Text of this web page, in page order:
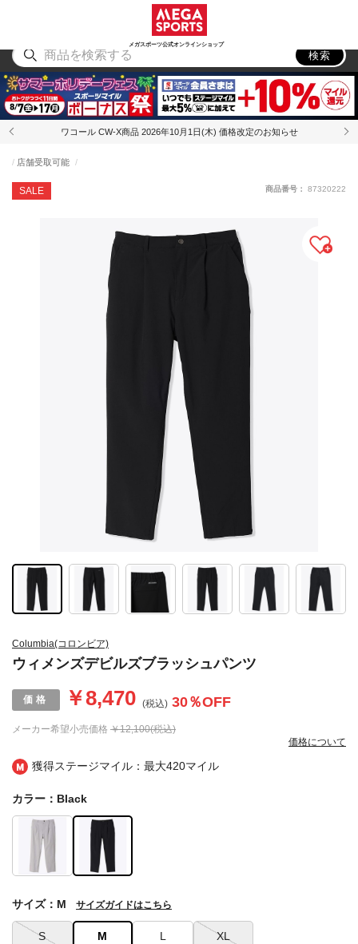
メガスポーツ公式オンラインショップ
アウトドア
検索
ワコール CW-X商品 2026年10月1日(木) 価格改定のお知らせ
獲得ステージマイル：最大420マイル
Columbia(コロンビア)
ウィメンズデビルズブラッシュパンツ
SALE
店舗受取可能
メーカー希望小売価格 ￥12,100(税込)
￥8,470 (税込) 30％OFF
価格について
商品番号： 87320222
カラー：Black
S M L XL
サイズ：M サイズガイドはこちら